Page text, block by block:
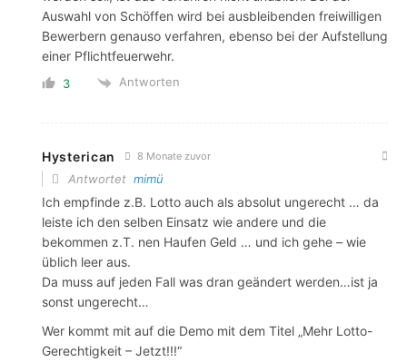
Auswahl von Schöffen wird bei ausbleibenden freiwilligen
Bewerbern genauso verfahren, ebenso bei der Aufstellung
einer Pflichtfeuerwehr.
3 Antworten
Hysterican 8 Monate zuvor
Antwortet mimü
Ich empfinde z.B. Lotto auch als absolut ungerecht … da
leiste ich den selben Einsatz wie andere und die
bekommen z.T. nen Haufen Geld … und ich gehe – wie
üblich leer aus.
Da muss auf jeden Fall was dran geändert werden…ist ja
sonst ungerecht…
Wer kommt mit auf die Demo mit dem Titel „Mehr Lotto-
Gerechtigkeit – Jetzt!!!“